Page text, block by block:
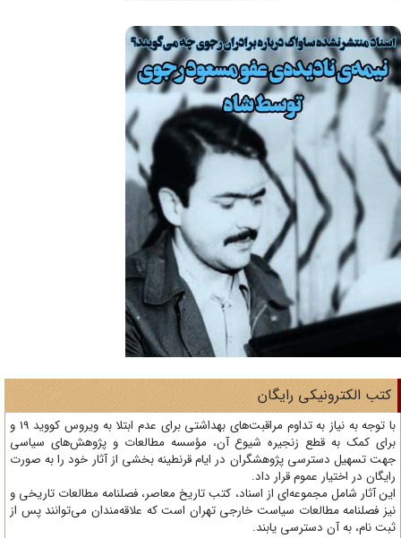
الکترونیکی رایگان
با توجه به نیاز به تداوم مراقبت‌های بهداشتی برای عدم ابتلا به ویروس کووید 19 و
کمک به قطع زنجیره شیوع آن، مؤسسه مطالعات و پژوهش‌های سیاسی
تسهیل دسترسی پژوهشگران در ایام قرنطینه بخشی از آثار خود را به صورت
در اختیار عموم قرار داد.
آثار شامل مجموعه‌ای از اسناد، کتب تاریخ معاصر، فصلنامه‌ مطالعات تاریخی و
فصلنامه مطالعات سیاست خارجی تهران است که علاقه‌مندان می‌توانند پس از
نام، به آن دسترسی یابند.